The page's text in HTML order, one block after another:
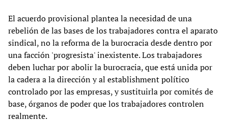
El acuerdo provisional plantea la necesidad de una
rebelión de las bases de los trabajadores contra el aparato
sindical, no la reforma de la burocracia desde dentro por
una facción 'progresista' inexistente. Los trabajadores
deben luchar por abolir la burocracia, que está unida por
la cadera a la dirección y al establishment político
controlado por las empresas, y sustituirla por comités de
base, órganos de poder que los trabajadores controlen
realmente.